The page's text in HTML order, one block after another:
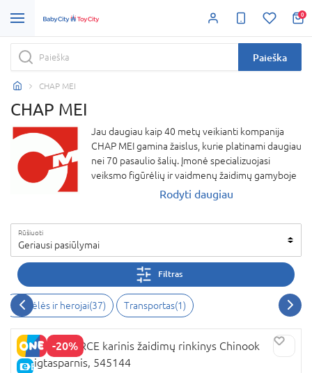
0
Paieška
CHAP MEI
CHAP MEI
Jau daugiau kaip 40 metų veikianti kompanija
CHAP MEI gamina žaislus, kurie platinami daugiau
nei 70 pasaulio šalių. Įmonė specializuojasi
veiksmo figūrėlių ir vaidmenų žaidimų gamyboje
teikiant yaptingą dėmesį saugumui ir kokybei.
Rodyti daugiau
Rūšiuoti
Geriausi pasiūlymai
Filtras
Figūrėlės ir herojai(37) Transportas(1)
-20%
E-KAINA
SOLDIER FORCE karinis žaidimų rinkinys Chinook
sraigtasparnis, 545144